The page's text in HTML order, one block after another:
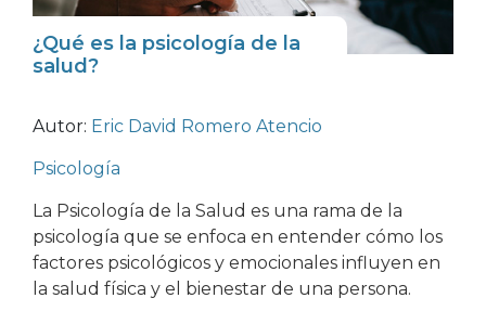
¿Qué es la psicología de la
salud?
Autor: Eric David Romero Atencio
Psicología
La Psicología de la Salud es una rama de la
psicología que se enfoca en entender cómo los
factores psicológicos y emocionales influyen en
la salud física y el bienestar de una persona.